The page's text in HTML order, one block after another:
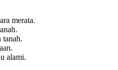
merata.
tanah.
alami.